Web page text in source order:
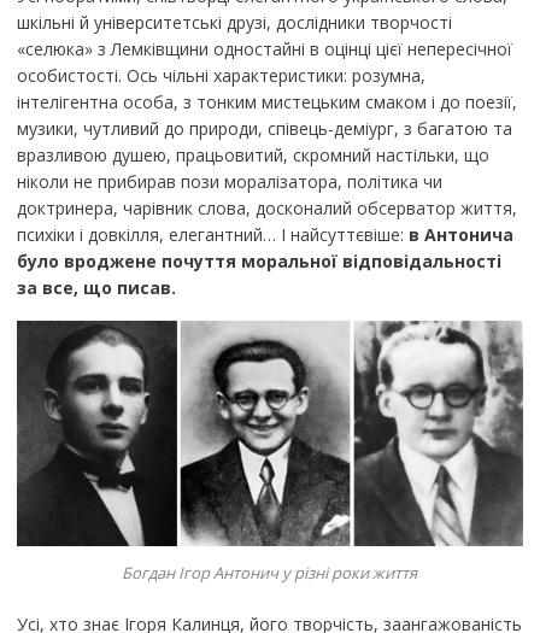
шкільні й університетські друзі, дослідники творчості
«селюка» з Лемківщини одностайні в оцінці цієї непересічної
особистості. Ось чільні характеристики: розумна,
інтелігентна особа, з тонким мистецьким смаком і до поезії,
музики, чутливий до природи, співець-деміург, з багатою та
вразливою душею, працьовитий, скромний настільки, що
ніколи не прибирав пози моралізатора, політика чи
доктринера, чарівник слова, досконалий обсерватор життя,
психіки і довкілля, елегантний… І найсуттєвіше: в Антонича
було вроджене почуття моральної відповідальності
за все, що писав.
Богдан Ігор Антонич у різні роки життя
Усі, хто знає Ігоря Калинця, його творчість, заангажованість